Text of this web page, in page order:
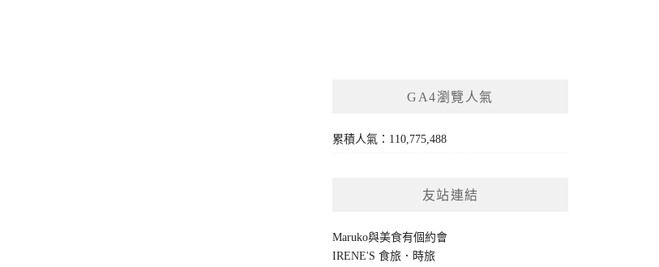
GA4瀏覽人氣
累積人氣：110,775,488
友站連結
Maruko與美食有個約會
IRENE'S 食旅．時旅